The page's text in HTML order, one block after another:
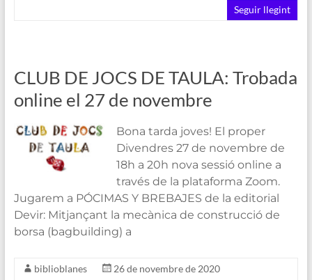
Seguir llegint
CLUB DE JOCS DE TAULA: Trobada
online el 27 de novembre
Bona tarda joves! El proper
Divendres 27 de novembre de
18h a 20h nova sessió online a
través de la plataforma Zoom.
Jugarem a PÓCIMAS Y BREBAJES de la editorial
Devir: Mitjançant la mecànica de construcció de
borsa (bagbuilding) a
biblioblanes
26 de novembre de 2020